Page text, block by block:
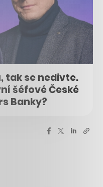
tak se nedivte.
šéfové České
Banky?